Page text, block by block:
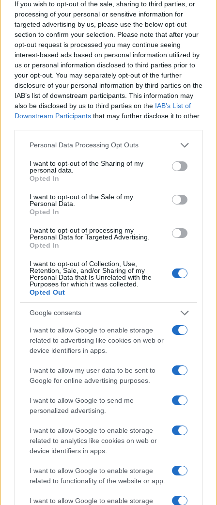
If you wish to opt-out of the sale, sharing to third parties, or
processing of your personal or sensitive information for
targeted advertising by us, please use the below opt-out
section to confirm your selection. Please note that after your
opt-out request is processed you may continue seeing
interest-based ads based on personal information utilized by
us or personal information disclosed to third parties prior to
your opt-out. You may separately opt-out of the further
disclosure of your personal information by third parties on the
IAB’s list of downstream participants. This information may
also be disclosed by us to third parties on the IAB’s List of
Downstream Participants that may further disclose it to other
Please note that this website/app uses one or more Google
not limited to your visit or usage behaviour. You may click to
grant or deny consent to Google and its third-party tags to
use your data for below specified purposes in below Google
consent section.
Personal Data Processing Opt Outs
I want to opt-out of the Sharing of my
personal data.
Opted In
I want to opt-out of the Sale of my
Personal Data.
Opted In
I want to opt-out of processing my
Personal Data for Targeted Advertising.
Opted In
I want to opt-out of Collection, Use,
Retention, Sale, and/or Sharing of my
Personal Data that Is Unrelated with the
Purposes for which it was collected.
Opted Out
Google consents
I want to allow Google to enable storage
related to advertising like cookies on web or
device identifiers in apps.
I want to allow my user data to be sent to
Google for online advertising purposes.
I want to allow Google to send me
personalized advertising.
I want to allow Google to enable storage
related to analytics like cookies on web or
device identifiers in apps.
I want to allow Google to enable storage
related to functionality of the website or app.
I want to allow Google to enable storage
AUTORE
Susanna Riva
Susanna Riva osserva Bologna dalla finestra
dell’Archivio di Stato dove una volta ha
passato una settimana a consultare faldoni
sulle cooperative cittadine: quel documento
segnò la scelta editoriale di approfondire
responsabilità istituzionali. Tiene linea critica
nella redazione, amante del caffè lungo e del
taccuino sempre pieno.
Continua a leggere